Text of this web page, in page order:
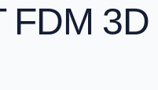
FDM